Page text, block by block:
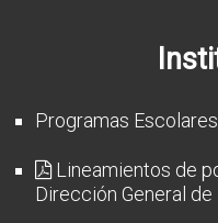
Programas
Lineamientos de
Dirección General